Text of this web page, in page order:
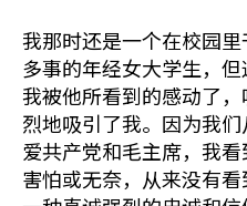
我那时还是一个在校园
多事的年经女大学生，但
我被他所看到的感动了
烈地吸引了我。因为我
爱共产党和毛主席，我
害怕或无奈，从来没有